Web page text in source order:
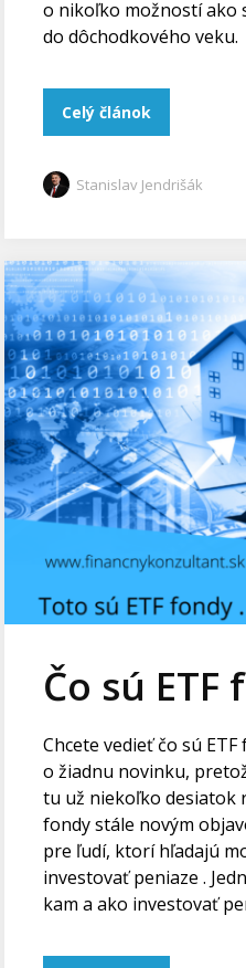
o nikoľko možností ako
do dôchodkového veku.
Celý článok
Stanislav Jendrišák
Čo sú ETF
Chcete vedieť čo sú
o žiadnu novinku,
tu už niekoľko desiatok
fondy stále novým
pre ľudí, ktorí hľadajú
investovať peniaze .
kam a ako investovať